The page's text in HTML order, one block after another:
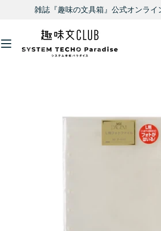
雑誌『趣味の文具箱』公式オンライ